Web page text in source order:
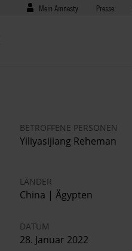
Benutzermenü
Mein Amnesty Presse
Presse
BETROFFENE PERSONEN
Yiliyasijiang Reheman
LÄNDER
China | Ägypten
DATUM
28. Januar 2022